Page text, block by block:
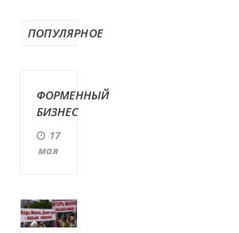
ПОПУЛЯРНОЕ
ФОРМЕННЫЙ
БИЗНЕС
17
мая